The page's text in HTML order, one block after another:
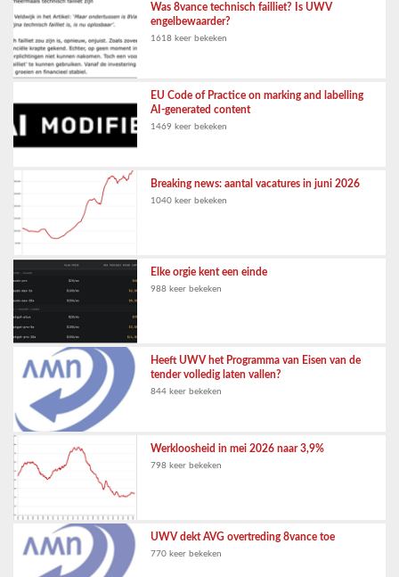
Was 8vance technisch failliet? Is UWV
engelbewaarder?
1618 keer bekeken
EU Code of Practice on marking and labelling
AI-generated content
1469 keer bekeken
Breaking news: aantal vacatures in juni 2026
1040 keer bekeken
Elke orgie kent een einde
988 keer bekeken
Heeft UWV het Programma van Eisen van de
tender volledig laten vallen?
844 keer bekeken
Werkloosheid in mei 2026 naar 3,9%
798 keer bekeken
UWV dekt AVG overtreding 8vance toe
770 keer bekeken